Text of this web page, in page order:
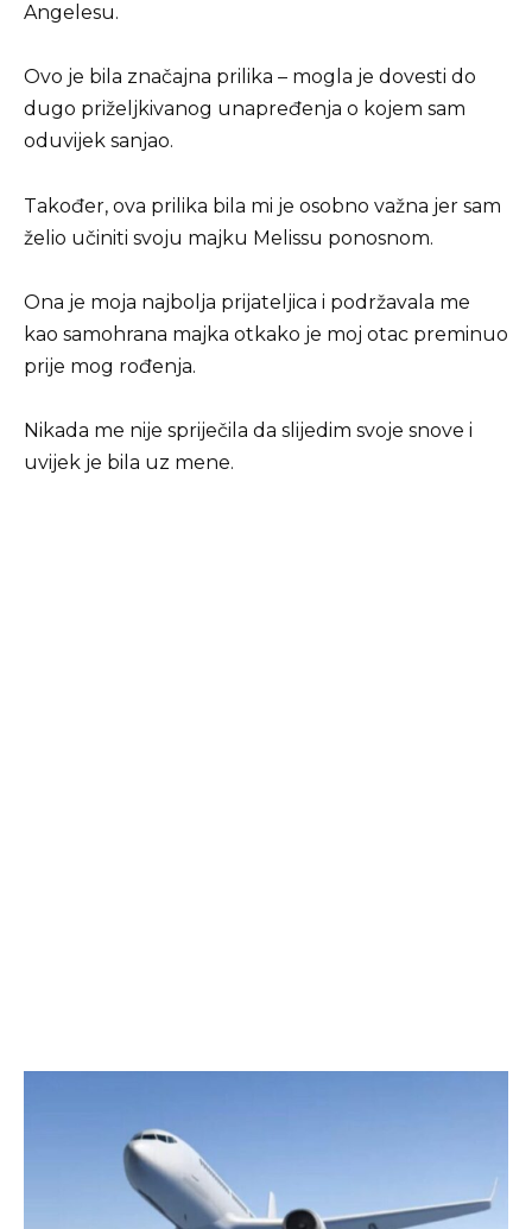
Angelesu.
Ovo je bila značajna prilika – mogla je dovesti do
dugo priželjkivanog unapređenja o kojem sam
oduvijek sanjao.
Također, ova prilika bila mi je osobno važna jer sam
želio učiniti svoju majku Melissu ponosnom.
Ona je moja najbolja prijateljica i podržavala me
kao samohrana majka otkako je moj otac preminuo
prije mog rođenja.
Nikada me nije spriječila da slijedim svoje snove i
uvijek je bila uz mene.